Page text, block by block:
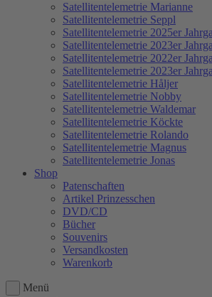
Satellitentelemetrie Marianne
Satellitentelemetrie Seppl
Satellitentelemetrie 2025er
Satellitentelemetrie 2023er
Satellitentelemetrie 2022er
Satellitentelemetrie 2023er
Satellitentelemetrie Håljer
Satellitentelemetrie Nobby
Satellitentelemetrie Waldemar
Satellitentelemetrie Köckte
Satellitentelemetrie Rolando
Satellitentelemetrie Magnus
Satellitentelemetrie Jonas
Shop
Patenschaften
Artikel Prinzesschen
DVD/CD
Bücher
Souvenirs
Versandkosten
Warenkorb
Menü